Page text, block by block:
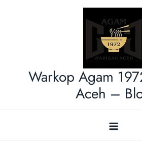
Warkop Agam
Aceh –